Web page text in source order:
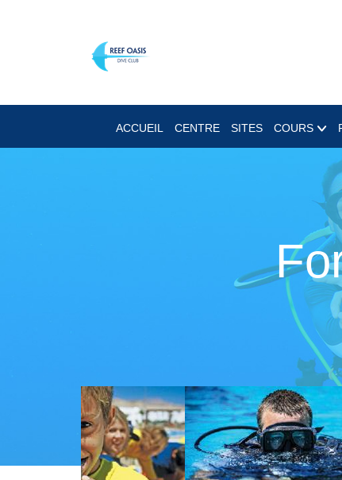
ACCUEIL CENTRE SITES COURS